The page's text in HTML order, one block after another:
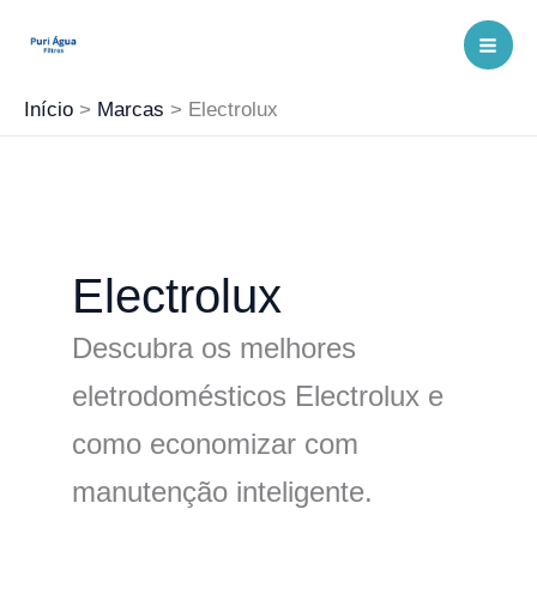
para
conteúdo
Início Marcas Electrolux
Electrolux
Descubra os melhores
eletrodomésticos Electrolux e
como economizar com
manutenção inteligente.